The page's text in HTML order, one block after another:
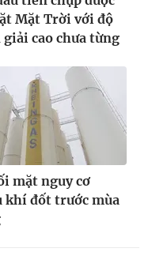
Mặt Trời với độ
giải cao chưa từng
mặt nguy cơ
khí đốt trước mùa